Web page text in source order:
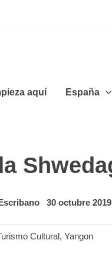
aquí España
30 octubre 2019
Cultural, Yangon